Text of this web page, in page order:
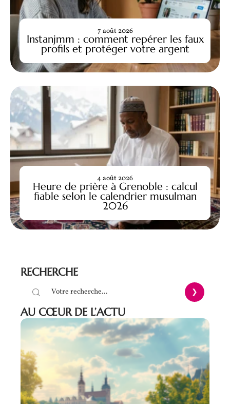
Instanjmm : comment repérer les faux
profils et protéger votre argent
7 août 2026
Heure de prière à Grenoble : calcul
fiable selon le calendrier musulman
2026
4 août 2026
RECHERCHE
AU CŒUR DE L’ACTU